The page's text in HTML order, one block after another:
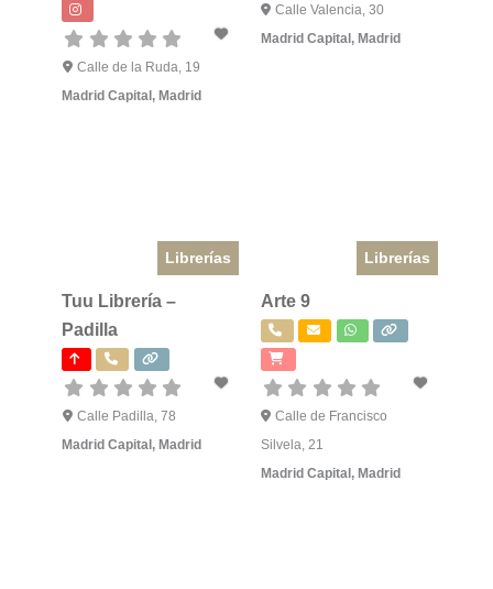
Calle de la Ruda, 19
Madrid Capital, Madrid
Calle Valencia, 30
Madrid Capital, Madrid
Librerías
Tuu Librería –
Padilla
Calle Padilla, 78
Madrid Capital , Madrid
Librerías
Arte 9
Calle de Francisco
Silvela, 21
Madrid Capital , Madrid